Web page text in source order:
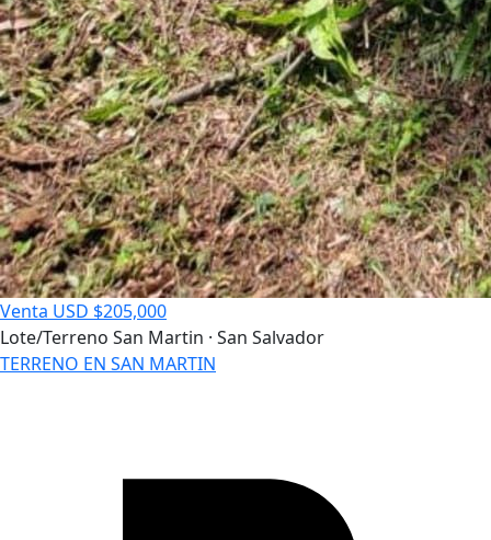
Venta USD $205,000
Lote/Terreno San Martin · San Salvador
TERRENO EN SAN MARTIN